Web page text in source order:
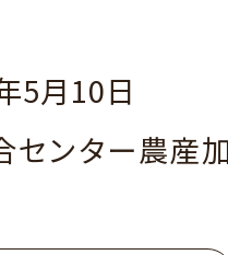
果
5月10日
センター農産